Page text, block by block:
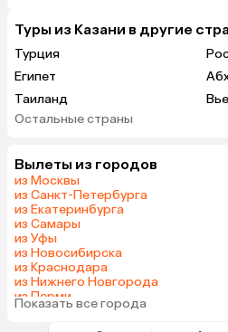
Туры из Казани в другие
Турция
Египет
Таиланд
ОАЭ
Беларусь
Шри-Ланка
Азербайджан
Сербия
Киргизия
Саудовская Аравия
Венгрия
Остальные страны
Вылеты из городов
из Москвы
из Санкт-Петербурга
из Екатеринбурга
из Самары
из Уфы
из Новосибирска
из Краснодара
из Нижнего Новгорода
из Перми
из Сочи
Показать все города